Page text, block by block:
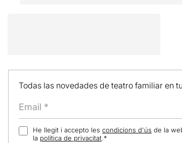
Todas las novedades de teatro familiar en
He llegit i accepto les condicions d'ús de la
la política de privacitat.*